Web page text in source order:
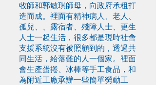
牧師和郭敏琪師母，向政府承租打
造而成。裡面有精神病人、老人、
孤兒、、露宿者、殘障人士、更生
人士一起生活，很多都是現時社會
支援系統沒有被照顧到的，透過共
同生活，給落難的人一個家。裡面
會生產蛋捲、冰棒等手工食品，和
為附近工廠承辦一些簡單勞動工